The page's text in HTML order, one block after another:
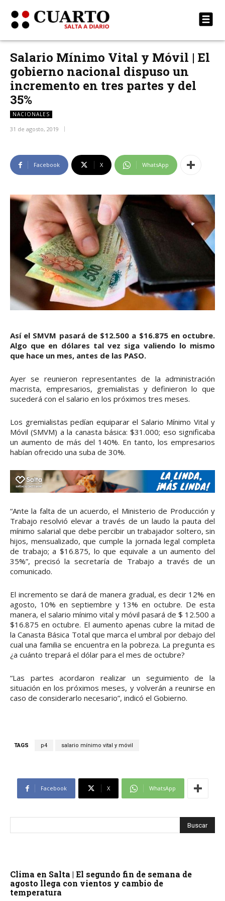
Salario Mínimo Vital y Móvil | El
gobierno nacional dispuso un
incremento en tres partes y del
35%
NACIONALES
31 de agosto, 2019
Facebook X WhatsApp
Así el SMVM pasará de $12.500 a $16.875 en octubre.
Algo que en dólares tal vez siga valiendo lo mismo
que hace un mes, antes de las PASO.
Ayer se reunieron representantes de la administración
macrista, empresarios, gremialistas y definieron lo que
sucederá con el salario en los próximos tres meses.
Los gremialistas pedían equiparar el Salario Mínimo Vital y
Móvil (SMVM) a la canasta básica: $31.000; eso significaba
un aumento de más del 140%. En tanto, los empresarios
habían ofrecido una suba de 30%.
“Ante la falta de un acuerdo, el Ministerio de Producción y
Trabajo resolvió elevar a través de un laudo la pauta del
mínimo salarial que debe percibir un trabajador soltero, sin
hijos, mensualizado, que cumple la jornada legal completa
de trabajo; a $16.875, lo que equivale a un aumento del
35%”, precisó la secretaría de Trabajo a través de un
comunicado.
El incremento se dará de manera gradual, es decir 12% en
agosto, 10% en septiembre y 13% en octubre. De esta
manera, el salario mínimo vital y móvil pasará de $ 12.500 a
$16.875 en octubre. El aumento apenas cubre la mitad de
la Canasta Básica Total que marca el umbral por debajo del
cual una familia se encuentra en la pobreza. La pregunta es
¿a cuánto trepará el dólar para el mes de octubre?
“Las partes acordaron realizar un seguimiento de la
situación en los próximos meses, y volverán a reunirse en
caso de considerarlo necesario”, indicó el Gobierno.
TAGS p4 salario mínimo vital y móvil
Facebook X WhatsApp
Clima en Salta | El segundo fin de semana de
agosto llega con vientos y cambio de
temperatura